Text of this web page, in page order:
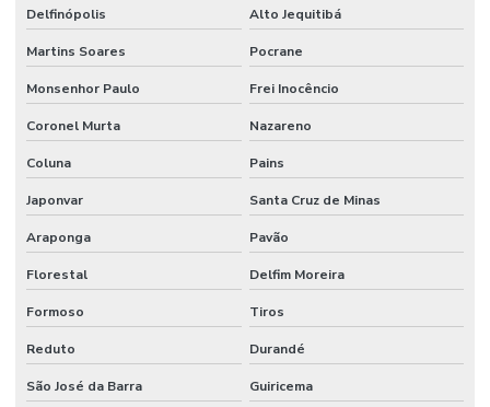
Delfinópolis Alto Jequitibá
Martins Soares Pocrane
Monsenhor Paulo Frei Inocêncio
Coronel Murta Nazareno
Coluna Pains
Japonvar Santa Cruz de Minas
Araponga Pavão
Florestal Delfim Moreira
Formoso Tiros
Reduto Durandé
São José da Barra Guiricema